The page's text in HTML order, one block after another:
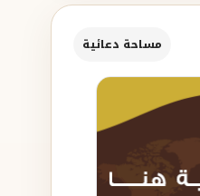
مساحة دعائية